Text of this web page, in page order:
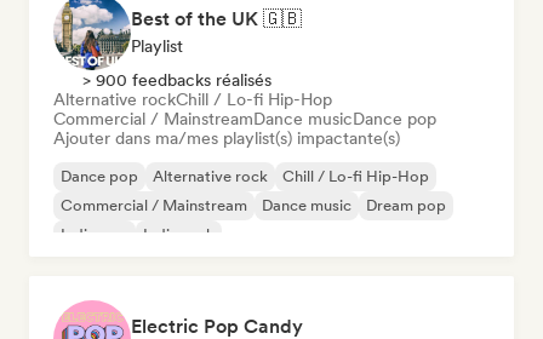
Best of the UK 🇬🇧
Playlist
> 900 feedbacks réalisés
Alternative rockChill / Lo-fi Hip-Hop
Commercial / MainstreamDance musicDance pop
Ajouter dans ma/mes playlist(s) impactante(s)
Dance pop Alternative rock
Chill / Lo-fi Hip-Hop
Commercial / Mainstream
Dance music
Dream pop
Indie pop
Indie rock
Electric Pop Candy